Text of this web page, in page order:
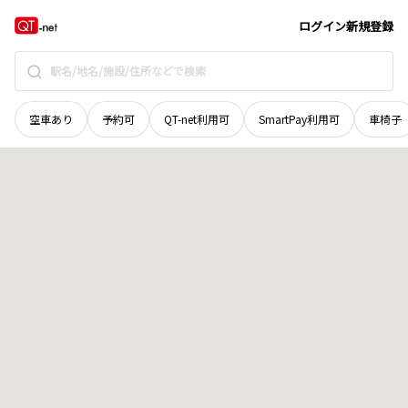
ログイン新規登録
空車あり 予約可 QT-net利用可 SmartPay利用可 車椅子
岡山県